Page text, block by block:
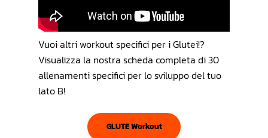
Vuoi altri workout specifici per i Glutei!?
Visualizza la nostra scheda completa di 30
allenamenti specifici per lo sviluppo del tuo
lato B!
GLUTE Workout